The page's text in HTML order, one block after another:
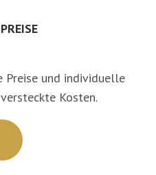
Preise und individuelle
Kosten.